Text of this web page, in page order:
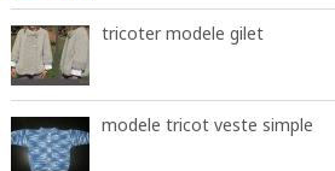
tricoter modele gilet
modele tricot veste simple